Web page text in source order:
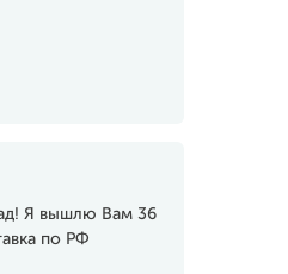
Я вышлю Вам 36
по РФ